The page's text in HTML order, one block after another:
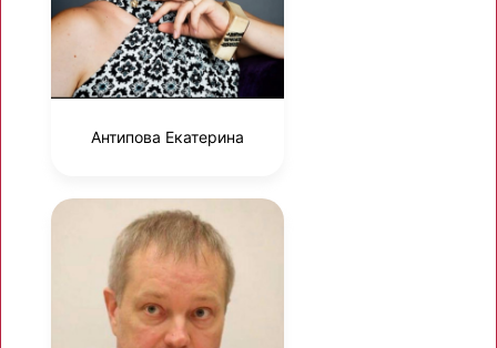
Антипова Екатерина